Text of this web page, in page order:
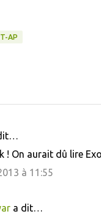
AP
! On aurait dû lire
à 11:55
a dit…